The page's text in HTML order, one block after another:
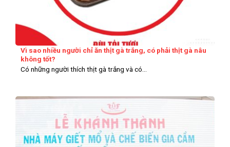
Vì sao nhiều người chỉ ăn thịt gà trắng, có phải thịt gà nâu
không tốt?
Có những người thích thịt gà trắng và có...